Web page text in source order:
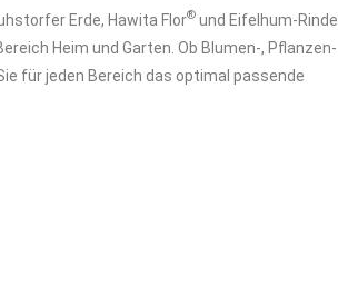
Erde, Hawita Flor® und Eifelhum-Rinde
Heim und Garten. Ob Blumen-, Pflanzen-
für jeden Bereich das optimal passende